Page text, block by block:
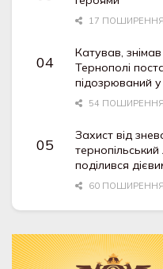
17 ПОШИРЕННЯ
Катував,
Тернополі
підозрюваний
54 ПОШИРЕННЯ
Захист від
поділився
60 ПОШИРЕННЯ